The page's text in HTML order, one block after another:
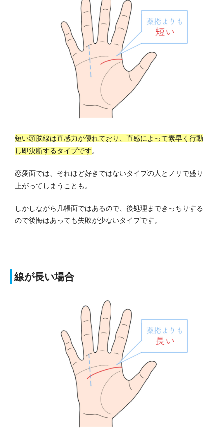
短い頭脳線は直感力が優れており、直感によって素早く行動
し即決断するタイプです。
恋愛面では、それほど好きではないタイプの人とノリで盛り
上がってしまうことも。
しかしながら几帳面ではあるので、後処理まできっちりする
ので後悔はあっても失敗が少ないタイプです。
線が長い場合